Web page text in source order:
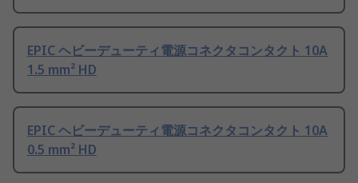
EPIC ヘビーデューティ電源コネクタコンタクト 10A
1.5 mm² HD
EPIC ヘビーデューティ電源コネクタコンタクト 10A
0.5 mm² HD